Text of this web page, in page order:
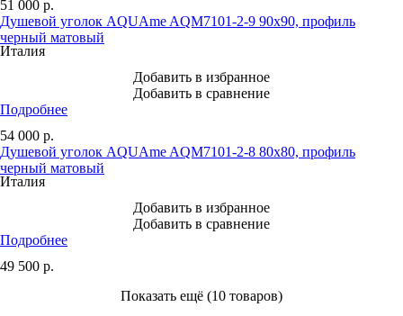
51 000 р.
Душевой уголок AQUAme AQM7101-2-9 90х90, профиль
черный матовый
Италия
Добавить в избранное
Добавить в сравнение
Подробнее
54 000 р.
Душевой уголок AQUAme AQM7101-2-8 80х80, профиль
черный матовый
Италия
Добавить в избранное
Добавить в сравнение
Подробнее
49 500 р.
Показать ещё (10 товаров)